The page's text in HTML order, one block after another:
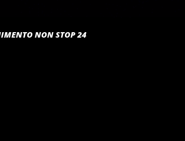
NON STOP 24